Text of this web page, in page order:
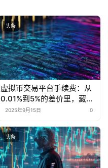
头条
虚拟币交易平台手续费：从
0.01%到5%的差价里，藏着
多少被忽略的省钱密码？
2025年9月15日 0
头条